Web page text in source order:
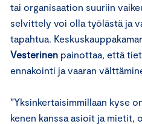
tai organisaation suuriin
selvittely voi olla työlästä ja
tapahtua.
Vesterinen painottaa, että
ennakointi ja vaaran
”Yksinkertaisimmillaan kyse
kenen kanssa asioit ja mietit,